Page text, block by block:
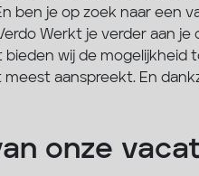
je op zoek naar een
Werkt je verder aan je
wij de
aanspreekt. En
onze